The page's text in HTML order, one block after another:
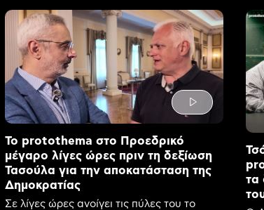
Το protothema στο Προεδρικό
μέγαρο λίγες ώρες πριν τη δεξίωση
Τασούλα για την αποκατάσταση της
Δημοκρατίας
Σε λίγες ώρες ανοίγει τις πύλες του το
τα